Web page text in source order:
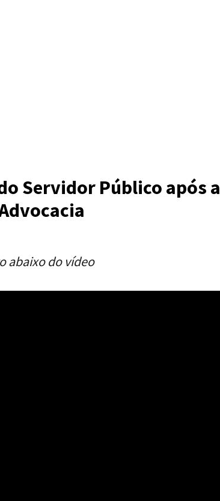
Servidor Público após a
abaixo do vídeo